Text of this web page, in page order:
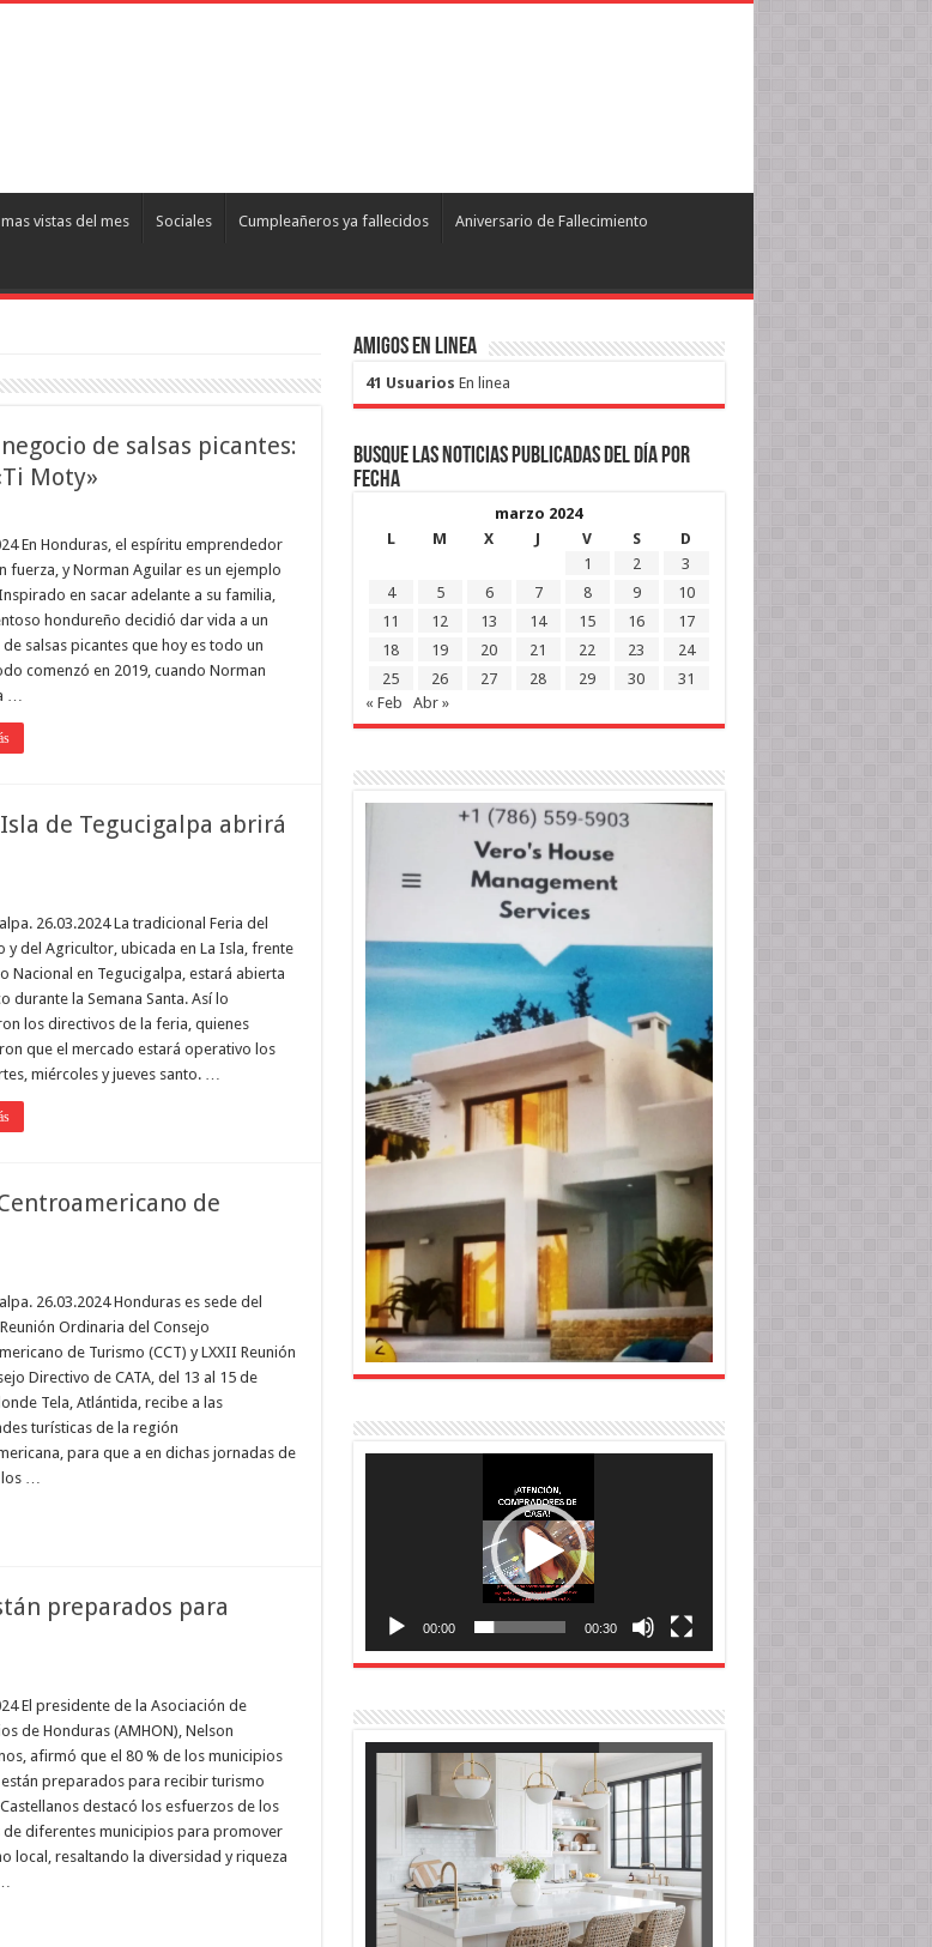
vistas del mes Sociales Cumpleañeros ya fallecidos Aniversario de Fallecimiento
de salsas picantes:
Moty»
En Honduras, el espíritu emprendedor
fuerza, y Norman Aguilar es un ejemplo
en sacar adelante a su familia,
hondureño decidió dar vida a un
salsas picantes que hoy es todo un
comenzó en 2019, cuando Norman
…
de Tegucigalpa abrirá
26.03.2024 La tradicional Feria del
y del Agricultor, ubicada en La Isla, frente
Nacional en Tegucigalpa, estará abierta
durante la Semana Santa. Así lo
los directivos de la feria, quienes
que el mercado estará operativo los
miércoles y jueves santo. …
de
26.03.2024 Honduras es sede del
Ordinaria del Consejo
de Turismo (CCT) y LXXII Reunión
Directivo de CATA, del 13 al 15 de
Tela, Atlántida, recibe a las
turísticas de la región
para que a en dichas jornadas de
los …
preparados para
El presidente de la Asociación de
de Honduras (AMHON), Nelson
afirmó que el 80 % de los municipios
preparados para recibir turismo
destacó los esfuerzos de los
de diferentes municipios para promover
local, resaltando la diversidad y riqueza
Amigos en Linea
41 Usuarios En linea
Busque las noticias publicadas del día por
fecha
marzo 2024
L
M X J V S
D
1
2
3
4
5 6 7 8 9
10
11
12 13 14 15 16
17
18
19 20 21 22 23
24
25
26 27 28 29 30
31
« Feb
Abr »
00:00 00:30